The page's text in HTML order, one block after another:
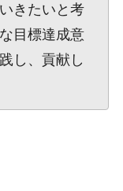
きたいと考
目標達成意
し、貢献し